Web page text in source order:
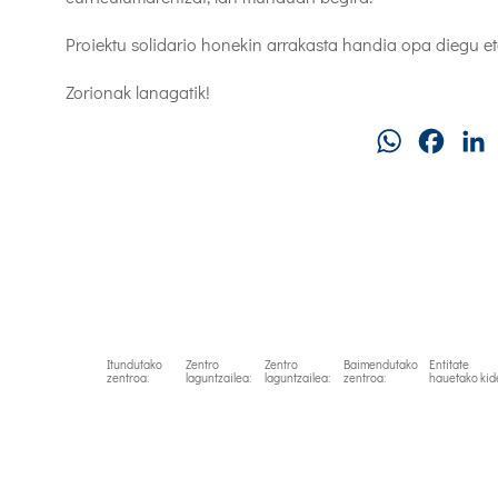
Proiektu solidario honekin arrakasta handia opa diegu
Zorionak lanagatik!
WhatsApp
Itundutako
zentroa:
Zentro
laguntzailea:
Zentro
laguntzailea:
Baimendutako
zentroa:
Entitate
hauetako